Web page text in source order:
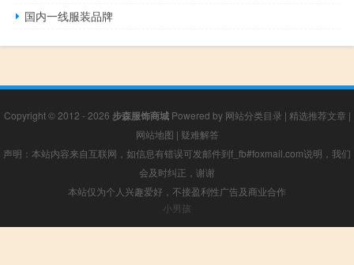
国内一线服装品牌
Copyright © 2012 - 2026 步森服饰商城Powered by 网站分类目录 | 精选推荐文章 |
网站地图 | 疑难解答
声明：本站内容来自互联网，如信息有错误可发邮件到f_fb#foxmail.com说明，我们
会及时纠正，谢谢
本站仅为个人兴趣爱好，不接盈利性广告及商业合作
小男孩